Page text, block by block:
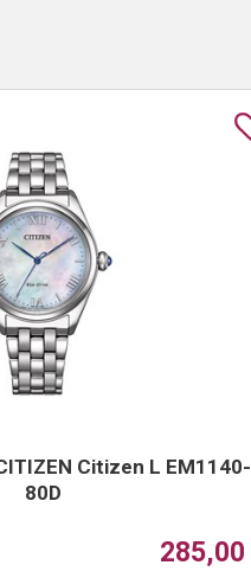
Citizen L EM1140-
80D
285,00